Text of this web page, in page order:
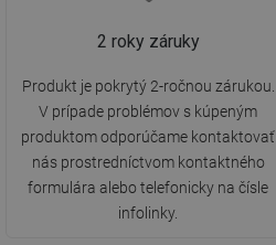
2 roky záruky
Produkt je pokrytý 2-ročnou zárukou.
V prípade problémov s kúpeným
produktom odporúčame kontaktovať
nás prostredníctvom kontaktného
formulára alebo telefonicky na čísle
infolinky.